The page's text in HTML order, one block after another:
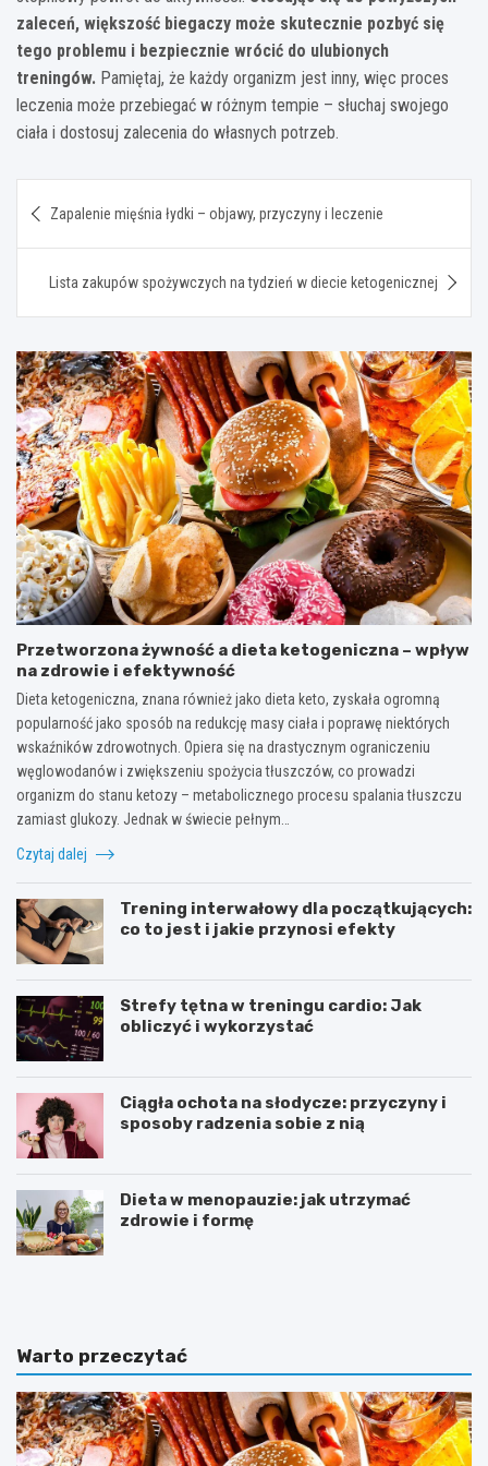
zaleceń, większość biegaczy może skutecznie pozbyć się
tego problemu i bezpiecznie wrócić do ulubionych
treningów. Pamiętaj, że każdy organizm jest inny, więc proces
leczenia może przebiegać w różnym tempie – słuchaj swojego
ciała i dostosuj zalecenia do własnych potrzeb.
wpisu
Zapalenie mięśnia łydki – objawy, przyczyny i leczenie
Lista zakupów spożywczych na tydzień w diecie ketogenicznej
Przetworzona żywność a dieta ketogeniczna – wpływ
na zdrowie i efektywność
Dieta ketogeniczna, znana również jako dieta keto, zyskała ogromną
popularność jako sposób na redukcję masy ciała i poprawę niektórych
wskaźników zdrowotnych. Opiera się na drastycznym ograniczeniu
węglowodanów i zwiększeniu spożycia tłuszczów, co prowadzi
organizm do stanu ketozy – metabolicznego procesu spalania tłuszczu
zamiast glukozy. Jednak w świecie pełnym…
Czytaj dalej
Trening interwałowy dla początkujących:
co to jest i jakie przynosi efekty
Strefy tętna w treningu cardio: Jak
obliczyć i wykorzystać
Ciągła ochota na słodycze: przyczyny i
sposoby radzenia sobie z nią
Dieta w menopauzie: jak utrzymać
zdrowie i formę
J
w
i
n
n
a
w
Z
e
o
d
ż
y
w
Warto przeczytać